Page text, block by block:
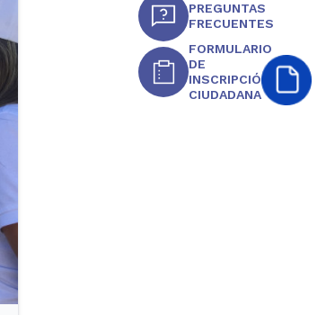
PREGUNTAS
FRECUENTES
FORMULARIO
DE
INSCRIPCIÓN
CIUDADANA